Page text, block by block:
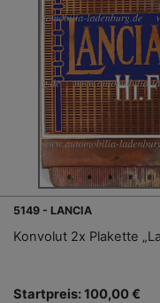
5149 - LANCIA
Konvolut 2x Plakette
Startpreis: 100,00 €